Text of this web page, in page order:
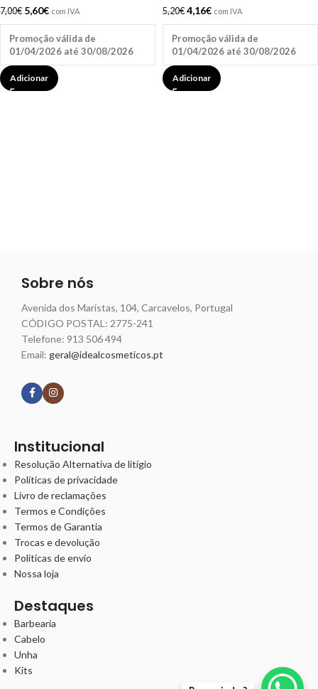
7,00€ 5,60€ com IVA
Promoção válida de
01/04/2026 até 30/08/2026
Adicionar
5,20€ 4,16€ com IVA
Promoção válida de
01/04/2026 até 30/08/2026
Adicionar
Sobre nós
Avenida dos Maristas, 104, Carcavelos, Portugal
CÓDIGO POSTAL: 2775-241
Telefone: 913 506 494
Email: geral@idealcosmeticos.pt
Institucional
Resolução Alternativa de litígio
Políticas de privacidade
Livro de reclamações
Termos e Condições
Termos de Garantia
Trocas e devolução
Políticas de envio
Nossa loja
Destaques
Barbearia
Cabelo
Unha
Kits